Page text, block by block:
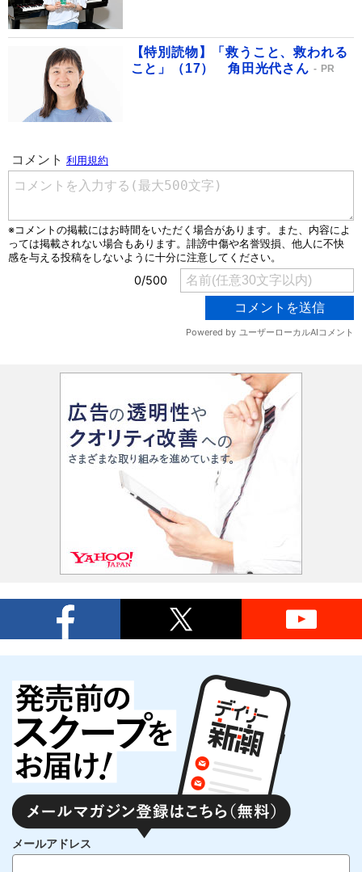
【特別読物】「救うこと、救われる
こと」（17） 角田光代さん
PR
メールアドレス